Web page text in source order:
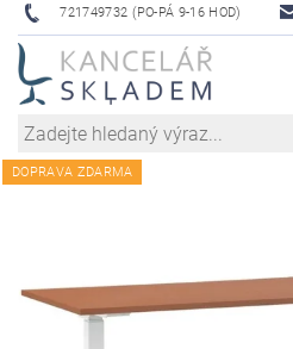
721749732 (PO-PÁ 9-16 HOD)
DOPRAVA ZDARMA